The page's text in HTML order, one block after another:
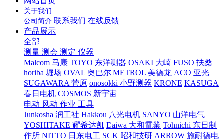
关于我们
公司简介 联系我们 在线反馈
产品展示
全部
测量 测会 测定 仪器
Malcom 马康 TOYO 东洋测器 OSAKI 大崎 FUSO 扶桑
horiba 堀场 OVAL 奥巴尔 METROL 美德龙 ACO 亚光
SUGAWARA 菅原 onosokki 小野测器 KRONE KASUGA
春日电机 COSMOS 新宇宙
电动 风动 作业 工具
Junkosha 润工社 Hakkou 八光电机 SANYO 山洋电气
YOSHITAKE 耀希达凯 Daiwa 大和電業 Tohnichi 东日制
作所 NITTO 日东电工 SGK 昭和技研 ARROW 施耐德电